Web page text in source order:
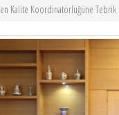
Kalite Koordinatörlüğüne Tebrik